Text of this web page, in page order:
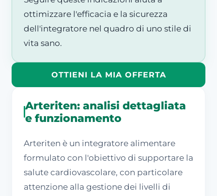
ottimizzare l'efficacia e la sicurezza
dell'integratore nel quadro di uno stile di
vita sano.
OTTIENI LA MIA OFFERTA
Arteriten: analisi dettagliata
e funzionamento
Arteriten è un integratore alimentare
formulato con l'obiettivo di supportare la
salute cardiovascolare, con particolare
attenzione alla gestione dei livelli di